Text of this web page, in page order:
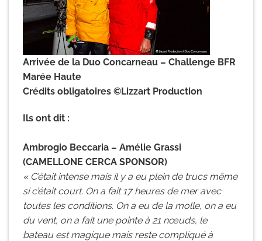
Arrivée de la Duo Concarneau – Challenge BFR
Marée Haute
Crédits obligatoires ©Lizzart Production
Ils ont dit :
Ambrogio Beccaria – Amélie Grassi
(CAMELLONE CERCA SPONSOR)
« C’était intense mais il y a eu plein de trucs même
si c’était court. On a fait 17 heures de mer avec
toutes les conditions. On a eu de la molle, on a eu
du vent, on a fait une pointe à 21 nœuds, le
bateau est magique mais reste compliqué à